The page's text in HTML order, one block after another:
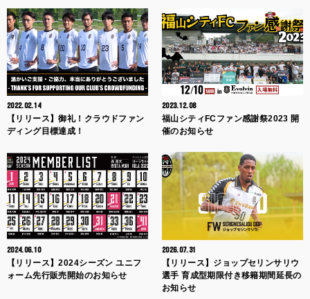
2022.02.14
【リリース】御礼！クラウドファン
ディング目標達成！
2023.12.08
福山シティFCファン感謝祭2023 開
催のお知らせ
2024.06.10
【リリース】2024シーズン ユニフ
ォーム先行販売開始のお知らせ
2026.07.31
【リリース】ジョップセリンサリウ
選手 育成型期限付き移籍期間延長の
お知らせ